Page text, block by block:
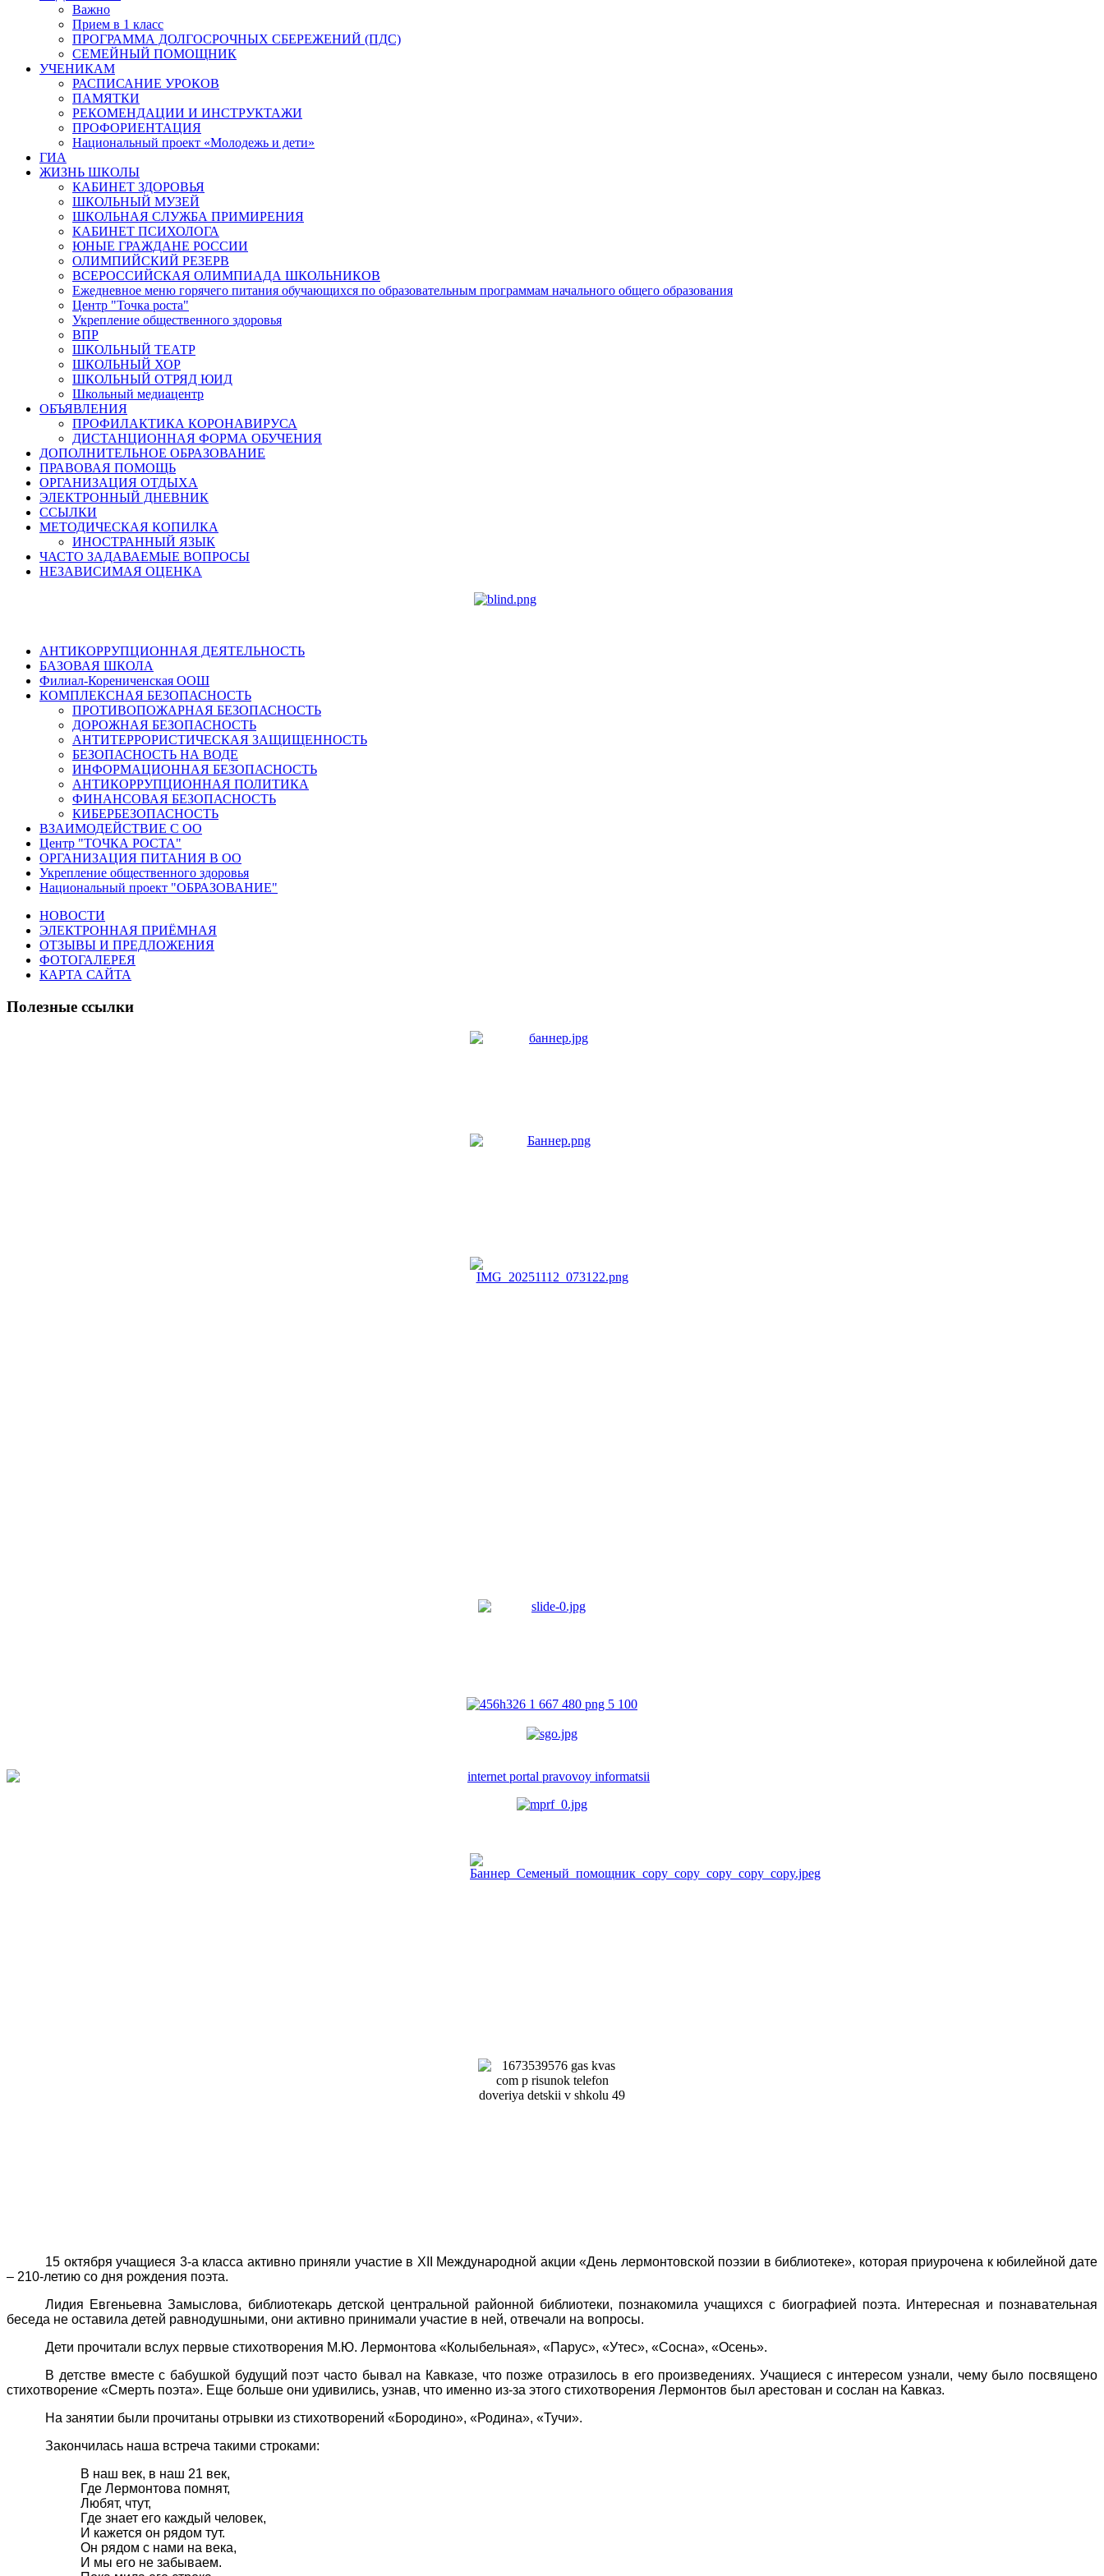
Важно
Прием в 1 класс
ПРОГРАММА ДОЛГОСРОЧНЫХ СБЕРЕЖЕНИЙ (ПДС)
СЕМЕЙНЫЙ ПОМОЩНИК
УЧЕНИКАМ
РАСПИСАНИЕ УРОКОВ
ПАМЯТКИ
РЕКОМЕНДАЦИИ И ИНСТРУКТАЖИ
ПРОФОРИЕНТАЦИЯ
Национальный проект «Молодежь и дети»
ГИА
ЖИЗНЬ ШКОЛЫ
КАБИНЕТ ЗДОРОВЬЯ
ШКОЛЬНЫЙ МУЗЕЙ
ШКОЛЬНАЯ СЛУЖБА ПРИМИРЕНИЯ
КАБИНЕТ ПСИХОЛОГА
ЮНЫЕ ГРАЖДАНЕ РОССИИ
ОЛИМПИЙСКИЙ РЕЗЕРВ
ВСЕРОССИЙСКАЯ ОЛИМПИАДА ШКОЛЬНИКОВ
Ежедневное меню горячего питания обучающихся по образовательным программам начального общего образования
Центр "Точка роста"
Укрепление общественного здоровья
ВПР
ШКОЛЬНЫЙ ТЕАТР
ШКОЛЬНЫЙ ХОР
ШКОЛЬНЫЙ ОТРЯД ЮИД
Школьный медиацентр
ОБЪЯВЛЕНИЯ
ПРОФИЛАКТИКА КОРОНАВИРУСА
ДИСТАНЦИОННАЯ ФОРМА ОБУЧЕНИЯ
ДОПОЛНИТЕЛЬНОЕ ОБРАЗОВАНИЕ
ПРАВОВАЯ ПОМОЩЬ
ОРГАНИЗАЦИЯ ОТДЫХА
ЭЛЕКТРОННЫЙ ДНЕВНИК
ССЫЛКИ
МЕТОДИЧЕСКАЯ КОПИЛКА
ИНОСТРАННЫЙ ЯЗЫК
ЧАСТО ЗАДАВАЕМЫЕ ВОПРОСЫ
НЕЗАВИСИМАЯ ОЦЕНКА
АНТИКОРРУПЦИОННАЯ ДЕЯТЕЛЬНОСТЬ
БАЗОВАЯ ШКОЛА
Филиал-Корениченская ООШ
КОМПЛЕКСНАЯ БЕЗОПАСНОСТЬ
ПРОТИВОПОЖАРНАЯ БЕЗОПАСНОСТЬ
ДОРОЖНАЯ БЕЗОПАСНОСТЬ
АНТИТЕРРОРИСТИЧЕСКАЯ ЗАЩИЩЕННОСТЬ
БЕЗОПАСНОСТЬ НА ВОДЕ
ИНФОРМАЦИОННАЯ БЕЗОПАСНОСТЬ
АНТИКОРРУПЦИОННАЯ ПОЛИТИКА
ФИНАНСОВАЯ БЕЗОПАСНОСТЬ
КИБЕРБЕЗОПАСНОСТЬ
ВЗАИМОДЕЙСТВИЕ С ОО
Центр "ТОЧКА РОСТА"
ОРГАНИЗАЦИЯ ПИТАНИЯ В ОО
Укрепление общественного здоровья
Национальный проект "ОБРАЗОВАНИЕ"
НОВОСТИ
ЭЛЕКТРОННАЯ ПРИЁМНАЯ
ОТЗЫВЫ И ПРЕДЛОЖЕНИЯ
ФОТОГАЛЕРЕЯ
КАРТА САЙТА
Полезные ссылки
15 октября учащиеся 3-а класса активно приняли участие в XII
Международной акции «День лермонтовской поэзии в библиотеке», которая приурочена к юбилейной дате
– 210-летию со дня рождения поэта.
Лидия Евгеньевна Замыслова, библиотекарь детской центральной районной библиотеки, познакомила учащихся с биографией поэта. Интересная и познавательная
беседа не оставила детей равнодушными, они активно принимали участие в ней, отвечали на вопросы.
Дети прочитали вслух первые стихотворения М.Ю. Лермонтова «Колыбельная», «Парус», «Утес», «Сосна», «Осень».
В детстве вместе с бабушкой будущий поэт часто бывал на Кавказе, что позже отразилось в его произведениях. Учащиеся с интересом узнали, чему было посвящено
стихотворение «Смерть поэта». Еще больше они удивились, узнав, что именно из-за этого стихотворения Лермонтов был арестован и сослан на Кавказ.
На занятии были прочитаны отрывки из стихотворений «Бородино», «Родина», «Тучи».
Закончилась наша встреча такими строками:
В наш век, в наш 21 век,
Где Лермонтова помнят,
Любят, чтут,
Где знает его каждый человек,
И кажется он рядом тут.
Он рядом с нами на века,
И мы его не забываем.